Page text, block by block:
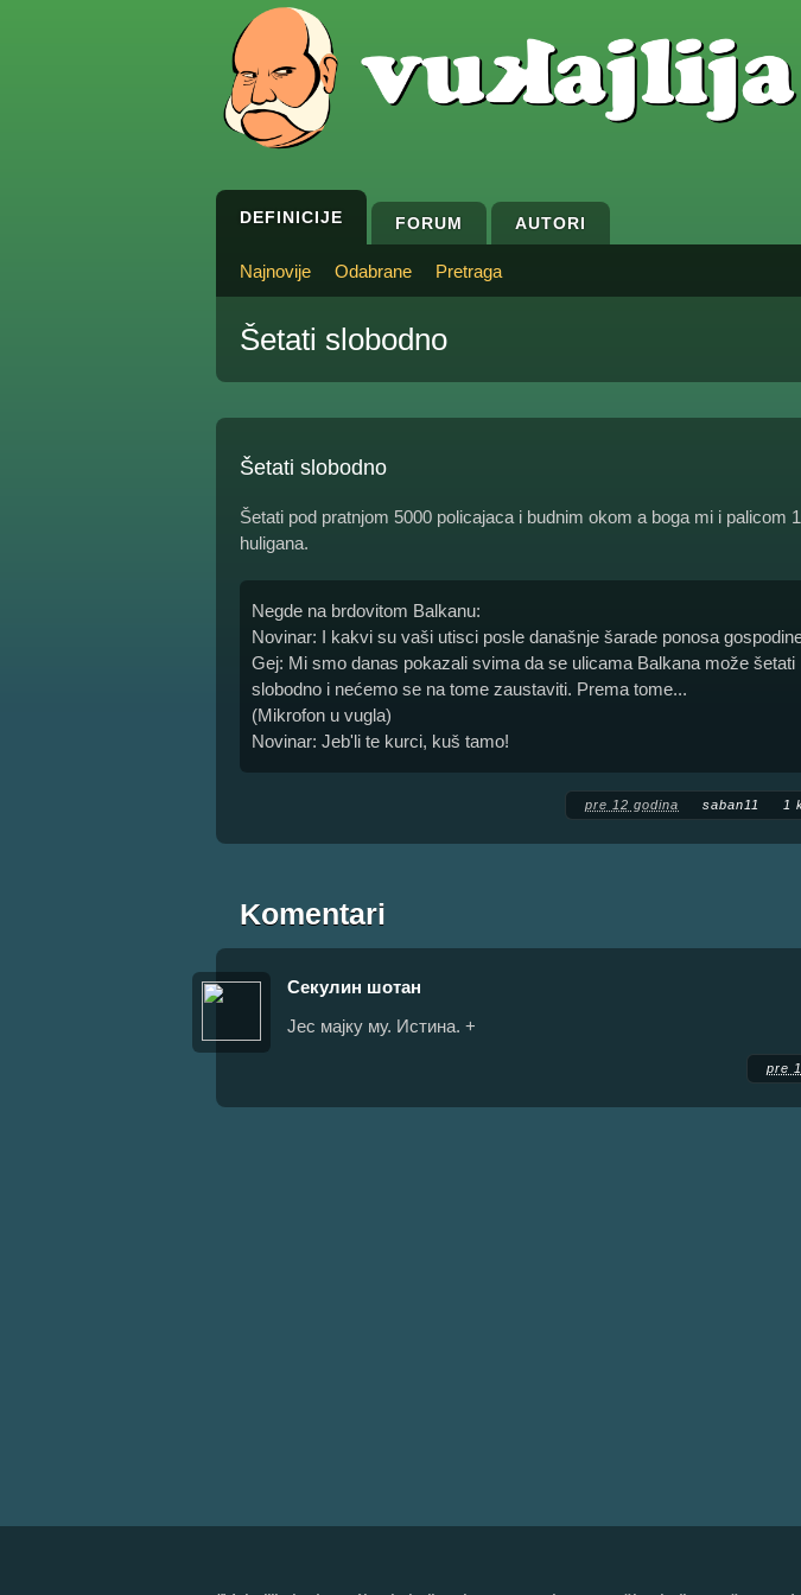
DEFINICIJE FORUM AUTORI
Najnovije Odabrane Pretraga
Šetati slobodno
Šetati slobodno
Šetati pod pratnjom 5000 policajaca i budnim okom a boga mi i palicom
huligana.
Negde na brdovitom Balkanu:
Novinar: I kakvi su vaši utisci posle današnje šarade ponosa
Gej: Mi smo danas pokazali svima da se ulicama Balkana može šetati
slobodno i nećemo se na tome zaustaviti. Prema tome...
(Mikrofon u vugla)
Novinar: Jeb'li te kurci, kuš tamo!
pre 12 godina saban11 1
Komentari
Секулин шотан
Јес мајку му. Истина. +
pre